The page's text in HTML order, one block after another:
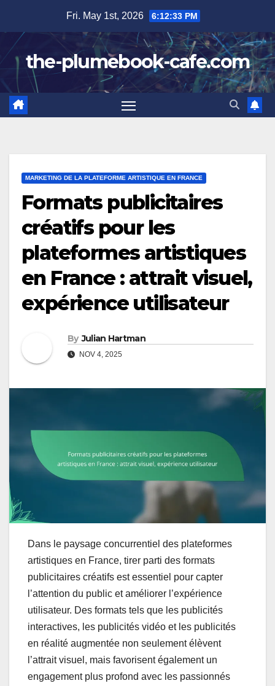
content
Fri. May 1st, 2026 6:12:35 PM
the-plumebook-cafe.com
MARKETING DE LA PLATEFORME ARTISTIQUE EN FRANCE
Formats publicitaires
créatifs pour les
plateformes artistiques
en France : attrait visuel,
expérience utilisateur
By Julian Hartman
NOV 4, 2025
Dans le paysage concurrentiel des plateformes
artistiques en France, tirer parti des formats
publicitaires créatifs est essentiel pour capter
l’attention du public et améliorer l’expérience
utilisateur. Des formats tels que les publicités
interactives, les publicités vidéo et les publicités
en réalité augmentée non seulement élèvent
l’attrait visuel, mais favorisent également un
engagement plus profond avec les passionnés